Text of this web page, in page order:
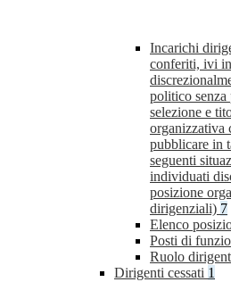
Incarichi
conferiti, ivi
politico senza
selezione e
organizzativa
pubblicare in
seguenti
individuati
posizione
dirigenziali) 7
Elenco
Posti di
Ruolo
Dirigenti cessati 1